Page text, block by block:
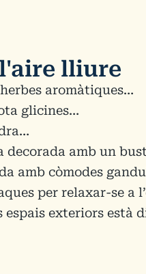
lliure
aromàtiques…
glicines…
decorada amb un
amb còmodes
per relaxar-se a
espais exteriors està